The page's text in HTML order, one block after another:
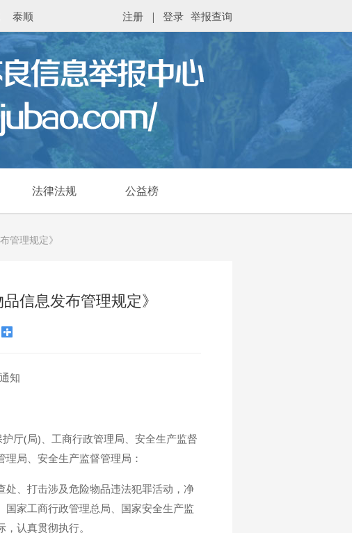
泰顺 举报查询
登录
|
注册
法律法规 公益榜
管理规定》
信息发布管理规定》
知
厅(局)、工商行政管理局、安全生产监督
局、安全生产监督管理局：
、打击涉及危险物品违法犯罪活动，净
家工商行政管理总局、国家安全生产监
认真贯彻执行。